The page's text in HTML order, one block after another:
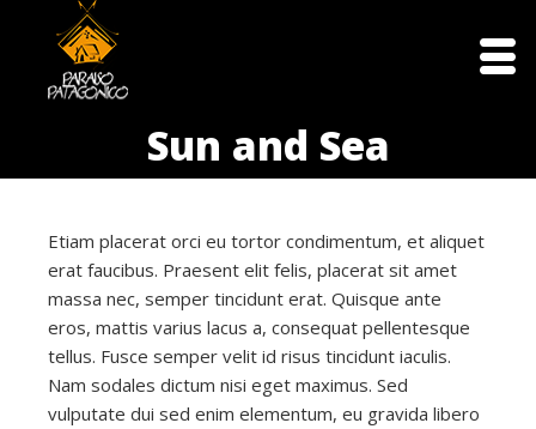
Sun and Sea
Etiam placerat orci eu tortor condimentum, et aliquet
erat faucibus. Praesent elit felis, placerat sit amet
massa nec, semper tincidunt erat. Quisque ante
eros, mattis varius lacus a, consequat pellentesque
tellus. Fusce semper velit id risus tincidunt iaculis.
Nam sodales dictum nisi eget maximus. Sed
vulputate dui sed enim elementum, eu gravida libero